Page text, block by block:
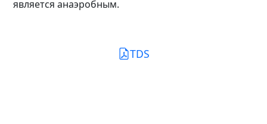
является анаэробным.
TDS